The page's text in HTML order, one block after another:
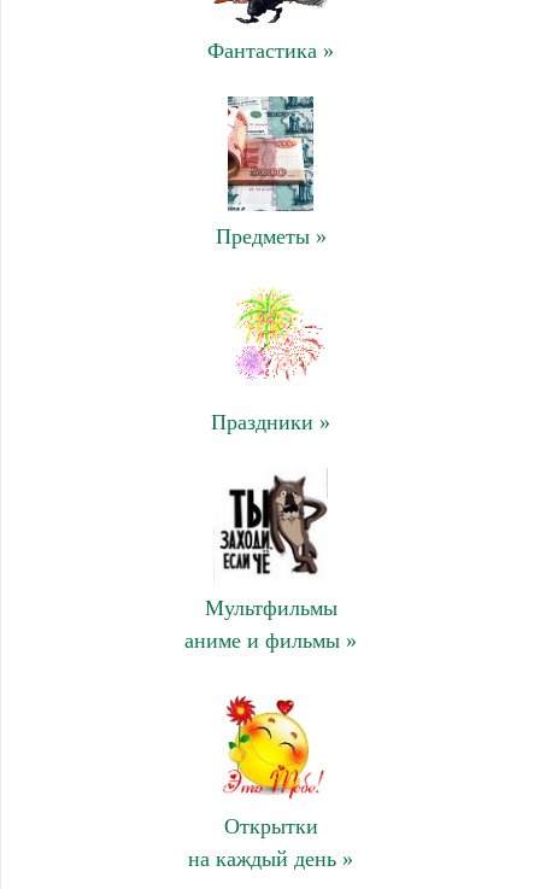
Фантастика »
Предметы »
Праздники »
Мультфильмы
аниме и фильмы »
Открытки
на каждый день »